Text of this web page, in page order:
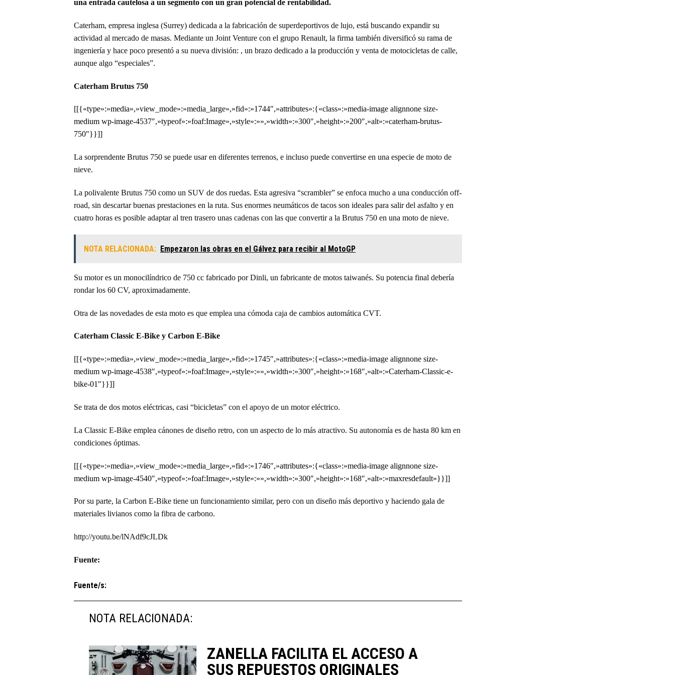
una entrada cautelosa a un segmento con un gran potencial de rentabilidad.
Caterham, empresa inglesa (Surrey) dedicada a la fabricación de superdeportivos de lujo, está buscando expandir su
actividad al mercado de masas. Mediante un Joint Venture con el grupo Renault, la firma también diversificó su rama de
ingeniería y hace poco presentó a su nueva división: , un brazo dedicado a la producción y venta de motocicletas de calle,
aunque algo “especiales”.
Caterham Brutus 750
[[{«type»:»media»,»view_mode»:»media_large»,»fid»:»1744″,»attributes»:{«class»:»media-image alignnone size-
medium wp-image-4537″,»typeof»:»foaf:Image»,»style»:»»,»width»:»300″,»height»:»200″,»alt»:»caterham-brutus-
750″}}]]
La sorprendente Brutus 750 se puede usar en diferentes terrenos, e incluso puede convertirse en una especie de moto de
nieve.
La polivalente Brutus 750 como un SUV de dos ruedas. Esta agresiva “scrambler” se enfoca mucho a una conducción off-
road, sin descartar buenas prestaciones en la ruta. Sus enormes neumáticos de tacos son ideales para salir del asfalto y en
cuatro horas es posible adaptar al tren trasero unas cadenas con las que convertir a la Brutus 750 en una moto de nieve.
NOTA RELACIONADA: Empezaron las obras en el Gálvez para recibir al MotoGP
Su motor es un monocilíndrico de 750 cc fabricado por Dinli, un fabricante de motos taiwanés. Su potencia final debería
rondar los 60 CV, aproximadamente.
Otra de las novedades de esta moto es que emplea una cómoda caja de cambios automática CVT.
Caterham Classic E-Bike y Carbon E-Bike
[[{«type»:»media»,»view_mode»:»media_large»,»fid»:»1745″,»attributes»:{«class»:»media-image alignnone size-
medium wp-image-4538″,»typeof»:»foaf:Image»,»style»:»»,»width»:»300″,»height»:»168″,»alt»:»Caterham-Classic-e-
bike-01″}}]]
Se trata de dos motos eléctricas, casi “bicicletas” con el apoyo de un motor eléctrico.
La Classic E-Bike emplea cánones de diseño retro, con un aspecto de lo más atractivo. Su autonomía es de hasta 80 km en
condiciones óptimas.
[[{«type»:»media»,»view_mode»:»media_large»,»fid»:»1746″,»attributes»:{«class»:»media-image alignnone size-
medium wp-image-4540″,»typeof»:»foaf:Image»,»style»:»»,»width»:»300″,»height»:»168″,»alt»:»maxresdefault»}}]]
Por su parte, la Carbon E-Bike tiene un funcionamiento similar, pero con un diseño más deportivo y haciendo gala de
materiales livianos como la fibra de carbono.
http://youtu.be/lNAdf9cJLDk
Fuente:
Fuente/s:
NOTA RELACIONADA:
ZANELLA FACILITA EL ACCESO A
SUS REPUESTOS ORIGINALES